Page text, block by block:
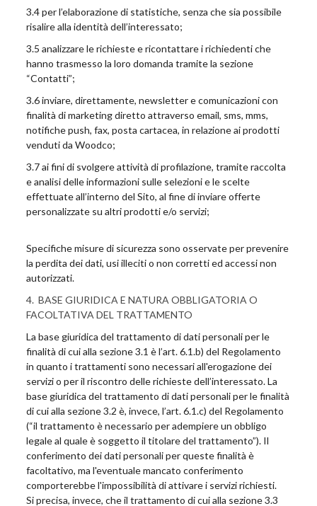
3.4 per l’elaborazione di statistiche, senza che sia possibile
risalire alla identità dell’interessato;
3.5 analizzare le richieste e ricontattare i richiedenti che
hanno trasmesso la loro domanda tramite la sezione
“Contatti”;
3.6 inviare, direttamente, newsletter e comunicazioni con
finalità di marketing diretto attraverso email, sms, mms,
notifiche push, fax, posta cartacea, in relazione ai prodotti
venduti da Woodco;
3.7 ai fini di svolgere attività di profilazione, tramite raccolta
e analisi delle informazioni sulle selezioni e le scelte
effettuate all’interno del Sito, al fine di inviare offerte
personalizzate su altri prodotti e/o servizi;
Specifiche misure di sicurezza sono osservate per prevenire
la perdita dei dati, usi illeciti o non corretti ed accessi non
autorizzati.
4. BASE GIURIDICA E NATURA OBBLIGATORIA O
FACOLTATIVA DEL TRATTAMENTO
La base giuridica del trattamento di dati personali per le
finalità di cui alla sezione 3.1 è l’art. 6.1.b) del Regolamento
in quanto i trattamenti sono necessari all'erogazione dei
servizi o per il riscontro delle richieste dell’interessato. La
base giuridica del trattamento di dati personali per le finalità
di cui alla sezione 3.2 è, invece, l’art. 6.1.c) del Regolamento
(“il trattamento è necessario per adempiere un obbligo
legale al quale è soggetto il titolare del trattamento”). Il
conferimento dei dati personali per queste finalità è
facoltativo, ma l'eventuale mancato conferimento
comporterebbe l'impossibilità di attivare i servizi richiesti.
Si precisa, invece, che il trattamento di cui alla sezione 3.3